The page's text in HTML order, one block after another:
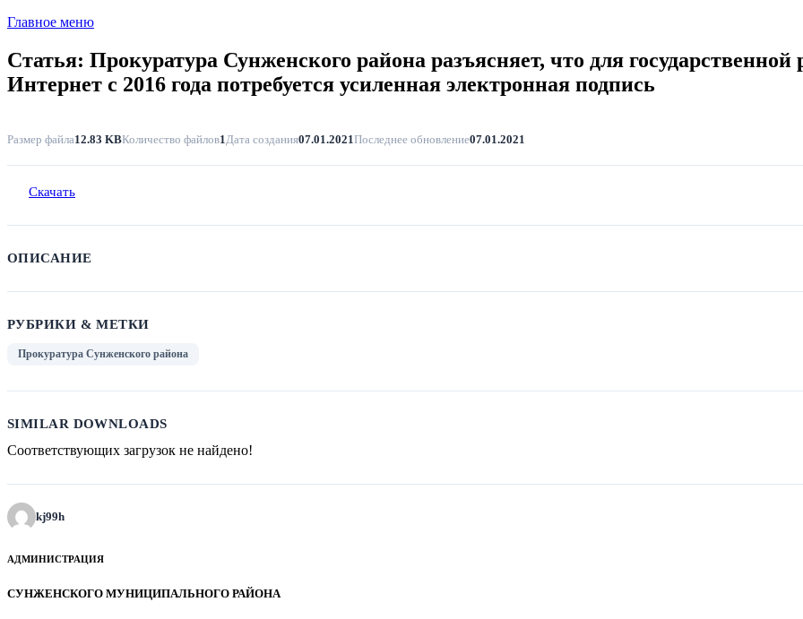
Главное меню
Статья: Прокуратура Сунженского района разъясняет, что для
Интернет с 2016 года потребуется усиленная электронная подпись
Размер файла12.83 KBКоличество файлов1 Дата создания07.01.2021Последнее обновление07.01.2021
Скачать
ОПИСАНИЕ
РУБРИКИ & МЕТКИ
Прокуратура Сунженского района
SIMILAR DOWNLOADS
Соответствующих загрузок не найдено!
kj99h
АДМИНИСТРАЦИЯ
СУНЖЕНСКОГО МУНИЦИПАЛЬНОГО РАЙОНА